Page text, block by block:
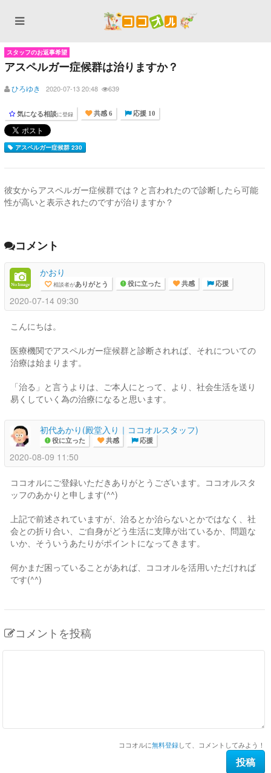
スタッフのお返事希望
アスペルガー症候群は治りますか？
ひろゆき 2020-07-13 20:48 639
気になる相談に登録 共感 6 応援 10
アスペルガー症候群 230
彼女からアスペルガー症候群では？と言われたので診断したら可能
性が高いと表示されたのですが治りますか？
コメント
かおり
相談者がありがとう 役に立った 共感 応援
2020-07-14 09:30
こんにちは。
医療機関でアスペルガー症候群と診断されれば、それについての
治療は始まります。
「治る」と言うよりは、ご本人にとって、より、社会生活を送り
易くしていく為の治療になると思います。
初代あかり(殿堂入り｜ココオルスタッフ)
役に立った 共感 応援
2020-08-09 11:50
ココオルにご登録いただきありがとうございます。ココオルスタ
ッフのあかりと申します(^^)
上記で前述されていますが、治るとか治らないとかではなく、社
会との折り合い、ご自身がどう生活に支障が出ているか、問題な
いか、そういうあたりがポイントになってきます。
何かまだ困っていることがあれば、ココオルを活用いただければ
です(^^)
コメントを投稿
ココオルに無料登録して、コメントしてみよう！